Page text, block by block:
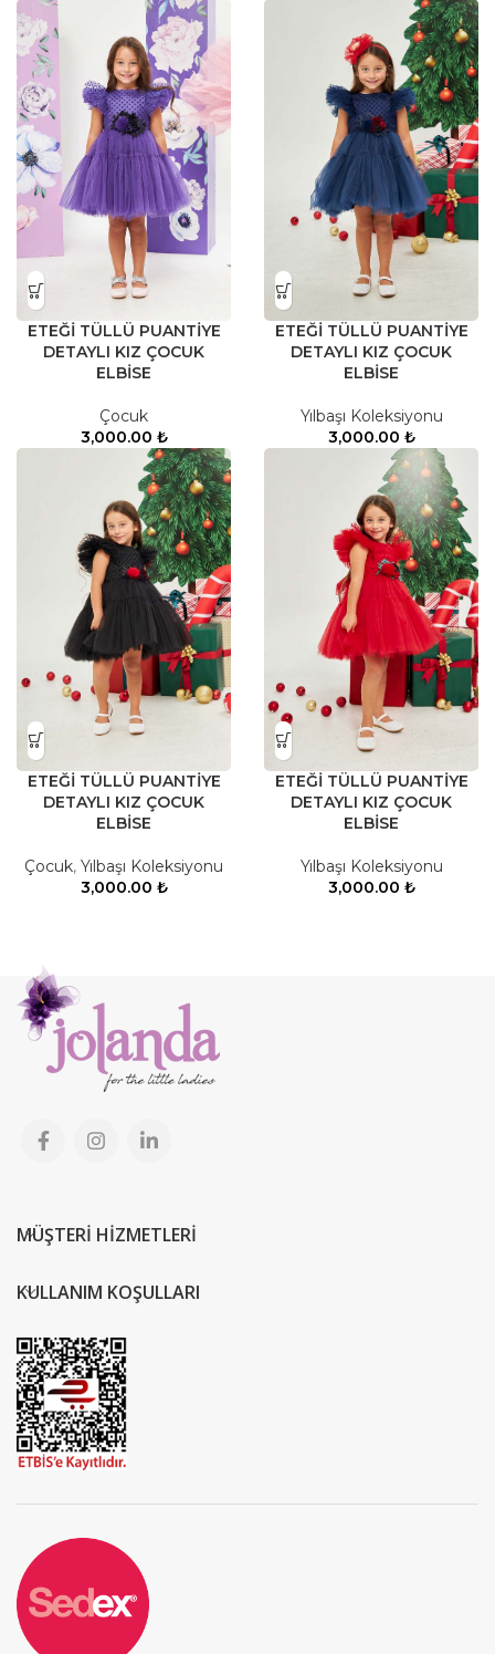
ETEĞİ TÜLLÜ PUANTİYE
DETAYLI KIZ ÇOCUK
ELBİSE
Çocuk
3,000.00 ₺
ETEĞİ TÜLLÜ PUANTİYE
DETAYLI KIZ ÇOCUK
ELBİSE
Yılbaşı Koleksiyonu
3,000.00 ₺
ETEĞİ TÜLLÜ PUANTİYE
DETAYLI KIZ ÇOCUK
ELBİSE
Çocuk, Yılbaşı Koleksiyonu
3,000.00 ₺
ETEĞİ TÜLLÜ PUANTİYE
DETAYLI KIZ ÇOCUK
ELBİSE
Yılbaşı Koleksiyonu
3,000.00 ₺
MÜŞTERİ HİZMETLERİ
KULLANIM KOŞULLARI